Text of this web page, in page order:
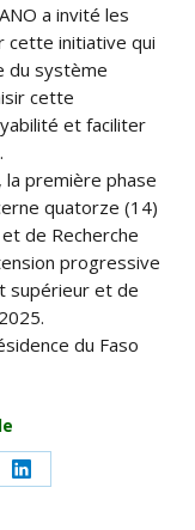
a invité les
cette initiative qui
du système
cette
et faciliter
la première phase
quatorze (14)
de Recherche
progressive
supérieur et de
du Faso
Share